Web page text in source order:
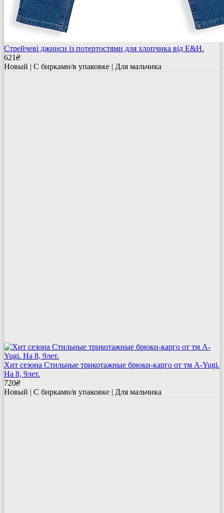
Стрейчеві джинси із потертостями для хлопчика від E&H.
621₴
Новый | С бирками/в упаковке | Для мальчика
Хит сезона Стильные трикотажные брюки-карго от тм A-Yugi.
На 8, 9лет.
720₴
Новый | С бирками/в упаковке | Для мальчика